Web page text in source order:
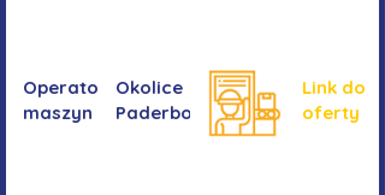
Operator/operatorka
maszyn CNC
Okolice
Paderborn
Link do
oferty